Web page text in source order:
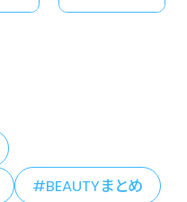
BEAUTYまとめ